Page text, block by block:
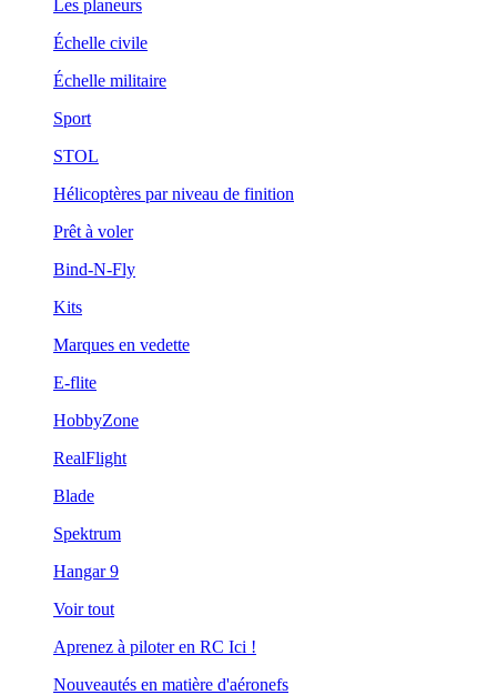
Les planeurs
Échelle civile
Échelle militaire
Sport
STOL
Hélicoptères par niveau de finition
Prêt à voler
Bind-N-Fly
Kits
Marques en vedette
E-flite
HobbyZone
RealFlight
Blade
Spektrum
Hangar 9
Voir tout
Aprenez à piloter en RC Ici !
Nouveautés en matière d'aéronefs